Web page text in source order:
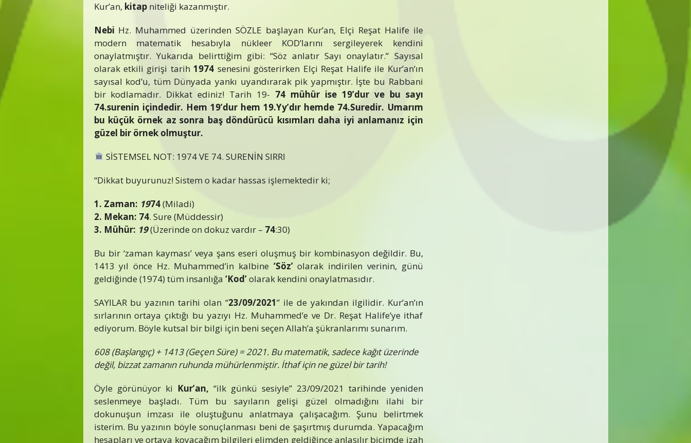
Kur’an, kitap niteliği kazanmıştır.
Nebi Hz. Muhammed üzerinden SÖZLE başlayan Kur’an, Elçi Reşat Halife ile
modern matematik hesabıyla nükleer KOD’larını sergileyerek kendini
onaylatmıştır. Yukarıda belirttiğim gibi: “Söz anlatır Sayı onaylatır.” Sayısal
olarak etkili girişi tarih1974 senesini gösterirken Elçi Reşat Halife ile Kur’an’ın
sayısal kod’u, tüm Dünyada yankı uyandırarak pik yapmıştır. İşte bu Rabbani
bir kodlamadır. Dikkat ediniz! Tarih 19- 74 mühür ise 19’dur ve bu sayı
74.surenin içindedir. Hem 19’dur hem 19.Yy’dır hemde 74.Suredir. Umarım
bu küçük örnek az sonra baş döndürücü kısımları daha iyi anlamanız için
güzel bir örnek olmuştur.
SİSTEMSEL NOT: 1974 VE 74. SURENİN SIRRI
“Dikkat buyurunuz! Sistem o kadar hassas işlemektedir ki;
1. Zaman: 1974(Miladi)
2. Mekan: 74. Sure (Müddessir)
3. Mühür: 19(Üzerinde on dokuz vardır – 74:30)
Bu bir ‘zaman kayması’ veya şans eseri oluşmuş bir kombinasyon değildir. Bu,
1413 yıl önce Hz. Muhammed’in kalbine ‘Söz’olarak indirilen verinin, günü
geldiğinde (1974) tüm insanlığa ‘Kod’olarak kendini onaylatmasıdır.
SAYILAR bu yazının tarihi olan “23/09/2021” ile de yakından ilgilidir. Kur’an’ın
sırlarının ortaya çıktığı bu yazıyı Hz. Muhammed’e ve Dr. Reşat Halife’ye ithaf
ediyorum. Böyle kutsal bir bilgi için beni seçen Allah’a şükranlarımı sunarım.
608 (Başlangıç) + 1413 (Geçen Süre) = 2021. Bu matematik, sadece kağıt üzerinde
değil, bizzat zamanın ruhunda mühürlenmiştir. İthaf için ne güzel bir tarih!
Öyle görünüyor ki Kur’an, “ilk günkü sesiyle” 23/09/2021 tarihinde yeniden
seslenmeye başladı. Tüm bu sayıların gelişi güzel olmadığını ilahi bir
dokunuşun imzası ile oluştuğunu anlatmaya çalışacağım. Şunu belirtmek
isterim. Bu yazının böyle sonuçlanması beni de şaşırtmış durumda. Yapacağım
hesapları ve ortaya koyacağım bilgileri elimden geldiğince anlaşılır biçimde izah